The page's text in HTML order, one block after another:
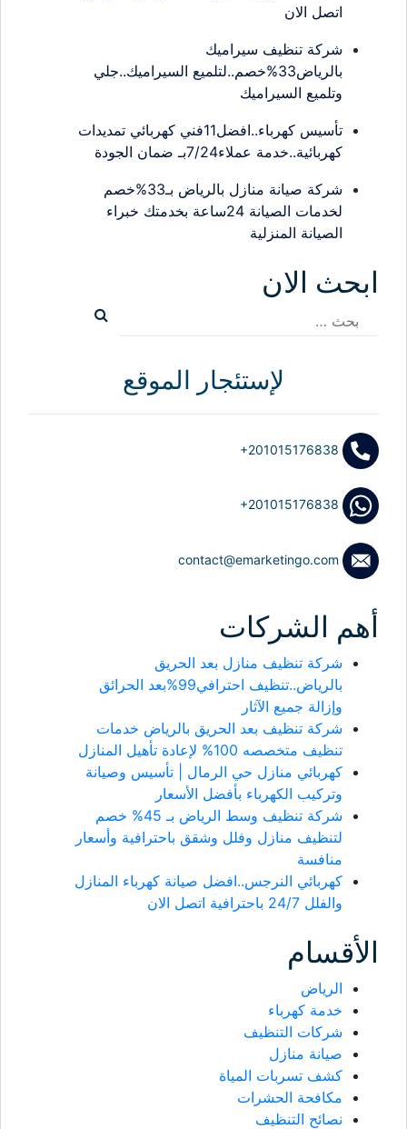
اتصل الان
شركة تنظيف سيراميك
بالرياض33%خصم..لتلميع السيراميك..جلي
وتلميع السيراميك
تأسيس كهرباء..افضل11فني كهربائي تمديدات
كهربائية..خدمة عملاء7/24بـ ضمان الجودة
شركة صيانة منازل بالرياض بـ33%خصم
لخدمات الصيانة 24ساعة بخدمتك خبراء
الصيانة المنزلية
ابحث الان
البحث
لإستئجار الموقع
+201015176838
+201015176838
contact@emarketingo.com
أهم الشركات
شركة تنظيف منازل بعد الحريق
بالرياض..تنظيف احترافي99%بعد الحرائق
وإزالة جميع الآثار
شركة تنظيف بعد الحريق بالرياض خدمات
تنظيف متخصصه 100% لإعادة تأهيل المنازل
كهربائي منازل حي الرمال | تأسيس وصيانة
وتركيب الكهرباء بأفضل الأسعار
شركة تنظيف وسط الرياض بـ 45% خصم
لتنظيف منازل وفلل وشقق باحترافية وأسعار
منافسة
كهربائي النرجس..افضل صيانة كهرباء المنازل
والفلل 24/7 باحترافية اتصل الان
الأقسام
الرياض
خدمة كهرباء
شركات التنظيف
صيانة منازل
كشف تسربات المياة
مكافحة الحشرات
نصائح التنظيف